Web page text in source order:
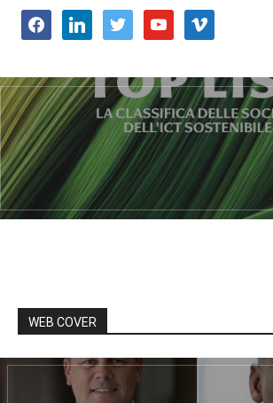
facebooklinkedin twitter youtube vimeo
WEB COVER